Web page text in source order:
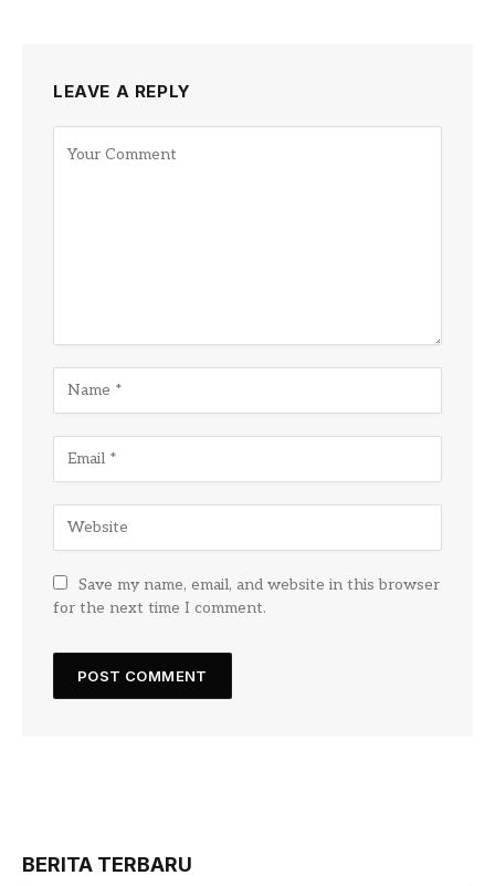
LEAVE A REPLY
Save my name, email, and website in this browser
for the next time I comment.
BERITA TERBARU